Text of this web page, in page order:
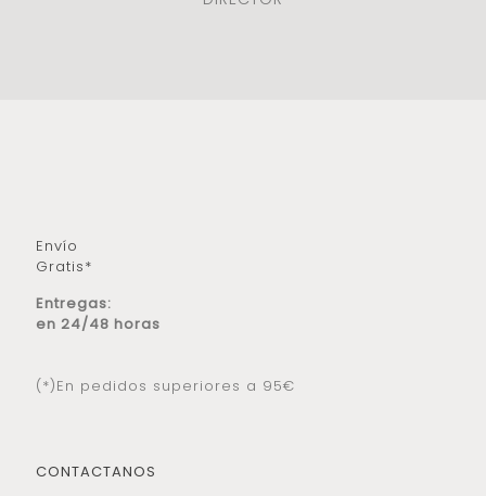
Envío
Gratis*
Entregas:
en 24/48 horas
(*)En pedidos superiores a 95€
CONTACTANOS